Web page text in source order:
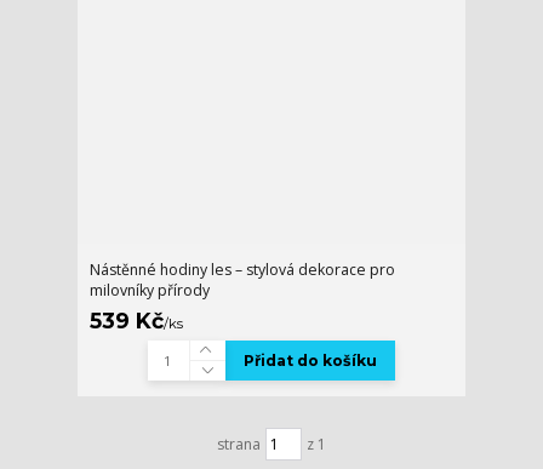
Nástěnné hodiny les – stylová dekorace pro
milovníky přírody
539 Kč/ks
Přidat do košíku
strana z 1